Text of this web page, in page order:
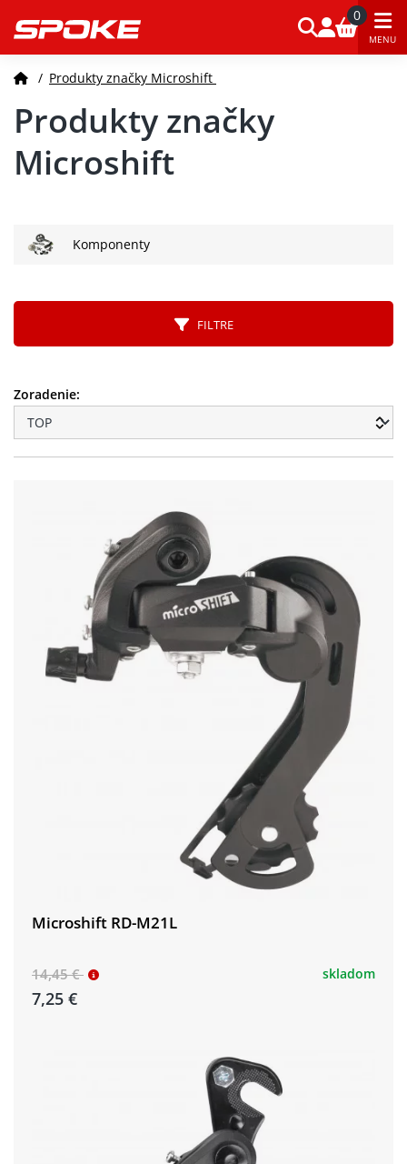
0
MENU
/ Produkty značky Microshift
Produkty značky
Microshift
Komponenty
FILTRE
Zoradenie:
Microshift RD-M21L
14,45 €
7,25 €
skladom